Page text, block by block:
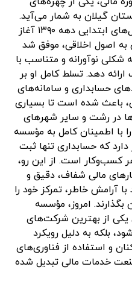
گیلان به شمار می‌آید.
او فعالیت حرفه‌ای خود را از سال‌های ابتدایی دهه ۱۳۹۰ آغاز
به اصول اخلاقی، موفق شد
شکلی نوآورانه و متناسب با
دهد. تسلط کامل او بر
حسابداری و سامانه‌های
باعث شده است تا بسیاری
در رشت و سایر شهرهای
با اطمینان کامل به مؤسسه
دارد که حسابداری تنها ثبت
کسب‌وکار است. از این رو،
مالی شفاف، دقیق و
آرامش خاطر، تمرکز خود را
امروز، مؤسسه
یکی از بهترین شرکت‌های
بلکه به دلیل رویکرد
و استفاده از فناوری‌های
خدمات مالی تبدیل شده